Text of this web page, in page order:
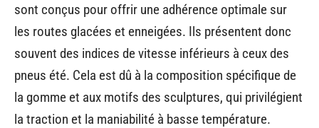
sont conçus pour offrir une adhérence optimale sur
les routes glacées et enneigées. Ils présentent donc
souvent des indices de vitesse inférieurs à ceux des
pneus été. Cela est dû à la composition spécifique de
la gomme et aux motifs des sculptures, qui privilégient
la traction et la maniabilité à basse température.